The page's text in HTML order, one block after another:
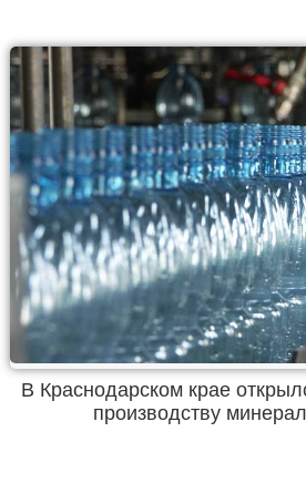
В Краснодарском крае
производству